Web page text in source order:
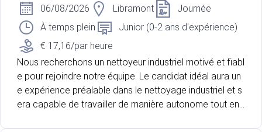
06/08/2026 Libramont
Journée
À temps plein
Junior (0-2 ans d'expérience)
€ 17,16/par heure
Nous recherchons un nettoyeur industriel motivé et fiabl
e pour rejoindre notre équipe. Le candidat idéal aura un
e expérience préalable dans le nettoyage industriel et s
era capable de travailler de manière autonome tout en r